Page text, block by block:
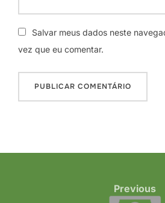
Salvar meus dados neste
vez que eu comentar.
Previous